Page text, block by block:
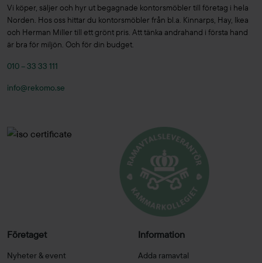
Vi köper, säljer och hyr ut begagnade kontorsmöbler till företag i hela
Norden. Hos oss hittar du kontorsmöbler från bl.a. Kinnarps, Hay, Ikea
och Herman Miller till ett grönt pris. Att tänka andrahand i första hand
är bra för miljön. Och för din budget.
010 – 33 33 111
info@rekomo.se
Företaget
Nyheter & event
Information
Adda ramavtal